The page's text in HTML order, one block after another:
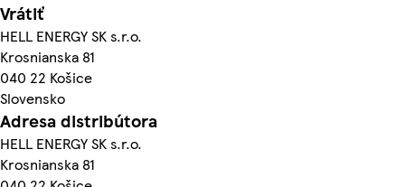
Vrátiť
HELL ENERGY SK s.r.o.
Krosnianska 81
040 22 Košice
Slovensko
Adresa distribútora
HELL ENERGY SK s.r.o.
Krosnianska 81